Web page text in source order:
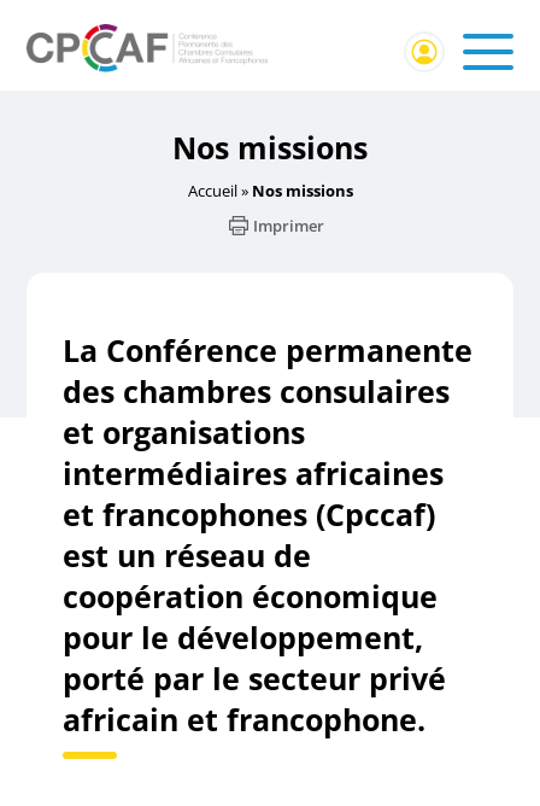
Nos missions
Accueil» Nos missions
Imprimer
La Conférence permanente
des chambres consulaires
et organisations
intermédiaires africaines
et francophones (Cpccaf)
est un réseau de
coopération économique
pour le développement,
porté par le secteur privé
africain et francophone.